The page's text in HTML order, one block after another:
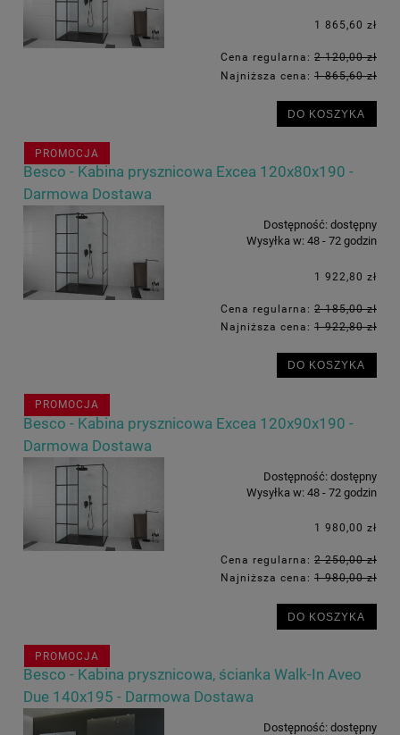
1 865,60 zł
Cena regularna: 2 120,00 zł
Najniższa cena: 1 865,60 zł
DO KOSZYKA
Besco - Kabina prysznicowa Excea 120x80x190 -
Darmowa Dostawa
Dostępność: dostępny
Wysyłka w: 48 - 72 godzin
1 922,80 zł
Cena regularna: 2 185,00 zł
Najniższa cena: 1 922,80 zł
DO KOSZYKA
PROMOCJA
Besco - Kabina prysznicowa Excea 120x90x190 -
Darmowa Dostawa
Dostępność: dostępny
Wysyłka w: 48 - 72 godzin
1 980,00 zł
Cena regularna: 2 250,00 zł
Najniższa cena: 1 980,00 zł
DO KOSZYKA
PROMOCJA
Besco - Kabina prysznicowa, ścianka Walk-In Aveo
Due 140x195 - Darmowa Dostawa
Dostępność: dostępny
PROMOCJA